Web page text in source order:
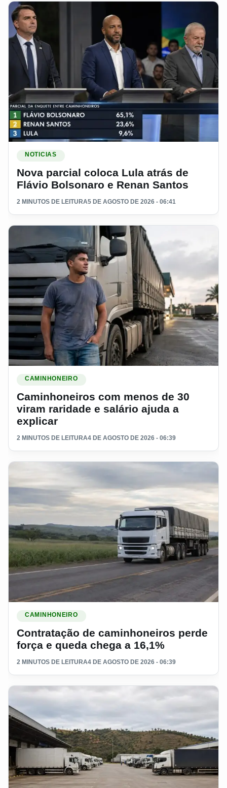
NOTICIAS
Nova parcial coloca Lula atrás de
Flávio Bolsonaro e Renan Santos
2 MINUTOS DE LEITURA5 DE AGOSTO DE 2026 - 06:41
CAMINHONEIRO
Caminhoneiros com menos de 30
viram raridade e salário ajuda a
explicar
2 MINUTOS DE LEITURA4 DE AGOSTO DE 2026 - 06:39
CAMINHONEIRO
Contratação de caminhoneiros perde
força e queda chega a 16,1%
2 MINUTOS DE LEITURA4 DE AGOSTO DE 2026 - 06:39